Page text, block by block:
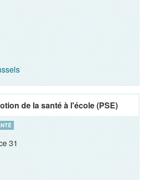
de la santé à l'école (PSE)
31